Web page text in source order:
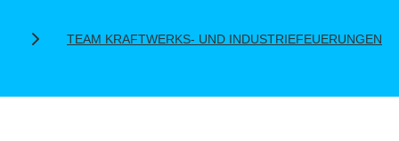
TEAM KRAFTWERKS- UND INDUSTRIEFEUERUNGEN